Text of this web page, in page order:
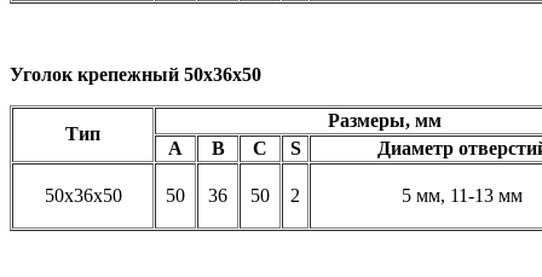
Уголок крепежный 50х36х50
Тип
Размеры, мм
A
B C S Диаметр
50х36х50 50 36 50 2 5 мм, 11-13 мм